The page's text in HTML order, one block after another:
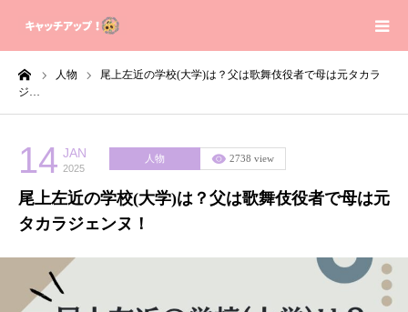
人物
尾上左近の学校(大学)は？父は歌舞伎役者で母は元タカラ
ジ…
14 JAN
2025
人物 2738 view
尾上左近の学校(大学)は？父は歌舞伎役者で母は元
タカラジェンヌ！
Home
Privacy Policy